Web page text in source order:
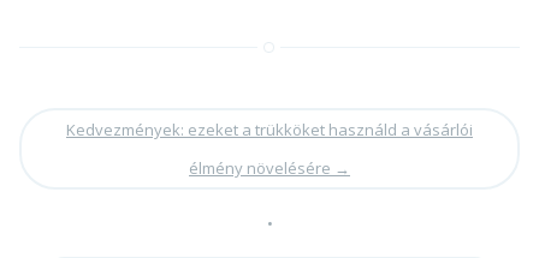
Kedvezmények: ezeket a trükköket használd a vásárlói
élmény növelésére →
•